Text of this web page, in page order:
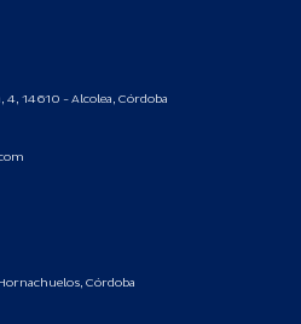
Córdoba
4, 14610 - Alcolea, Córdoba